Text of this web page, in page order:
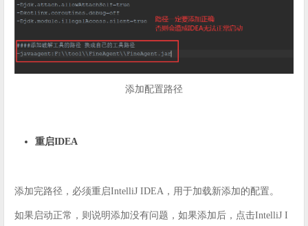
添加配置路径
重启IDEA
添加完路径，必须重启IntelliJ IDEA，用于加载新添加的配置。
如果启动正常，则说明添加没有问题，如果添加后，点击IntelliJ I